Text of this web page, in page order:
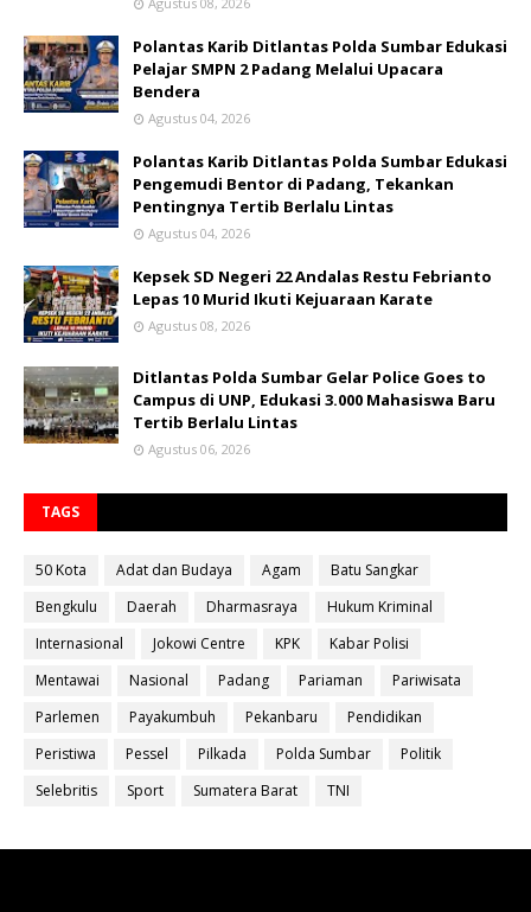
Polantas Karib Ditlantas Polda Sumbar Edukasi
Pelajar SMPN 2 Padang Melalui Upacara
Bendera
Agustus 04, 2026
Polantas Karib Ditlantas Polda Sumbar Edukasi
Pengemudi Bentor di Padang, Tekankan
Pentingnya Tertib Berlalu Lintas
Agustus 04, 2026
Kepsek SD Negeri 22 Andalas Restu Febrianto
Lepas 10 Murid Ikuti Kejuaraan Karate
Agustus 08, 2026
Ditlantas Polda Sumbar Gelar Police Goes to
Campus di UNP, Edukasi 3.000 Mahasiswa Baru
Tertib Berlalu Lintas
Agustus 06, 2026
TAGS
50 Kota Adat dan Budaya Agam
Batu Sangkar
Bengkulu
Daerah Dharmasraya
Hukum Kriminal
Internasional
Jokowi Centre KPK
Kabar Polisi
Mentawai
Nasional Padang Pariaman
Pariwisata
Parlemen
Payakumbuh Pekanbaru
Pendidikan
Peristiwa
Pessel Pilkada Polda Sumbar
Politik
Selebritis
Sport Sumatera Barat TNI